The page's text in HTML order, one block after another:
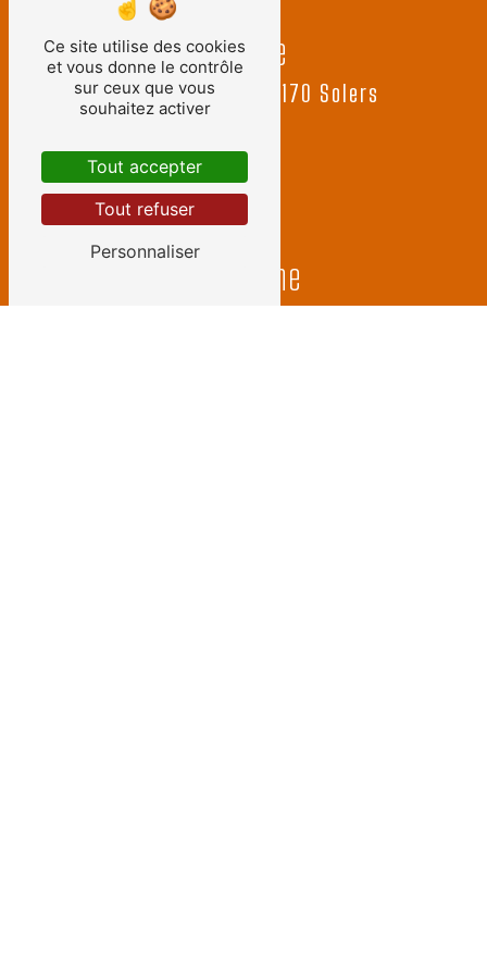
Adresse
28 Grande Rue, 77170 Solers
Téléphone
Ce site utilise des cookies
et vous donne le contrôle
sur ceux que vous
souhaitez activer
Tout accepter
Tout refuser
Personnaliser